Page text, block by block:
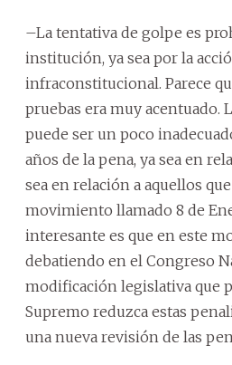
–La tentativa de golpe es
institución, ya sea por la
infraconstitucional. Parece
pruebas era muy acentuado.
puede ser un poco
años de la pena, ya sea en
sea en relación a aquellos
movimiento llamado 8 de
interesante es que en este
debatiendo en el Congreso
modificación legislativa que
Supremo reduzca estas
una nueva revisión de las